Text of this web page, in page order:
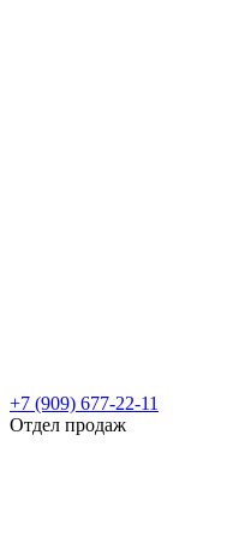
+7 (909) 677-22-11
Отдел продаж